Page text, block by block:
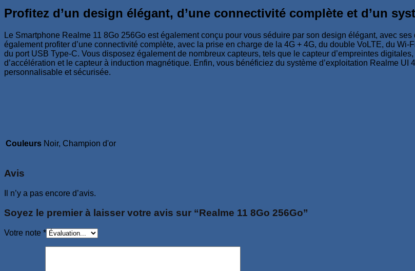
Profitez d’un design élégant, d’une connectivité complète et d’un
Le Smartphone Realme 11 8Go 256Go est également conçu pour vous séduire par son design élégant, avec
également profiter d’une connectivité complète, avec la prise en charge de la 4G + 4G, du double VoLTE, du
du port USB Type-C. Vous disposez également de nombreux capteurs, tels que le capteur d’empreintes
d’accélération et le capteur à induction magnétique. Enfin, vous bénéficiez du système d’exploitation Realme
personnalisable et sécurisée.
Couleurs Noir, Champion d'or
Avis
Il n’y a pas encore d’avis.
Soyez le premier à laisser votre avis sur “Realme 11 8Go 256Go”
Votre note *